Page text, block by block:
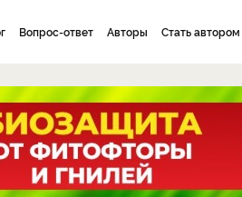
Вопрос-ответ Авторы Стать автором